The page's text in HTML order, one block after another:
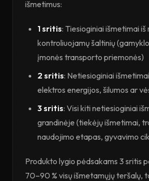
išmetimus:
1 sritis: Tiesioginiai išmetimai iš
kontroliuojamų šaltinių
įmonės transporto priemonės)
2 sritis: Netiesioginiai
elektros energijos, šilumos ar
3 sritis: Visi kiti netiesioginiai
grandinėje (tiekėjų išmetimai,
naudojimo etapas, gyvavimo
Produkto lygio pėdsakams 3 sritis
70–90 % visų išmetamųjų teršalų,